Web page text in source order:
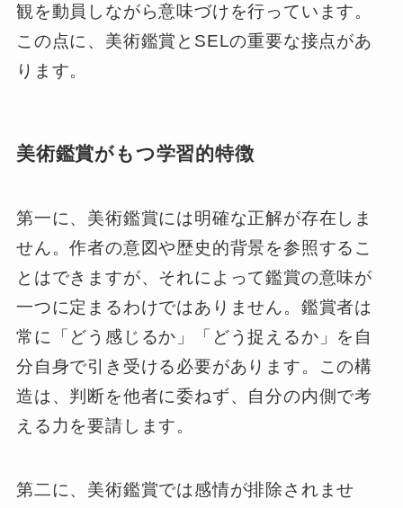
観を動員しながら意味づけを行っています。
この点に、美術鑑賞とSELの重要な接点があ
ります。
美術鑑賞がもつ学習的特徴
第一に、美術鑑賞には明確な正解が存在しま
せん。作者の意図や歴史的背景を参照するこ
とはできますが、それによって鑑賞の意味が
一つに定まるわけではありません。鑑賞者は
常に「どう感じるか」「どう捉えるか」を自
分自身で引き受ける必要があります。この構
造は、判断を他者に委ねず、自分の内側で考
える力を要請します。
第二に、美術鑑賞では感情が排除されませ